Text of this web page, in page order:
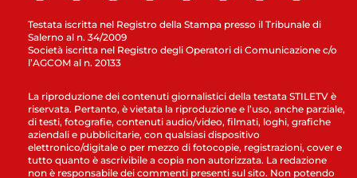
Testata iscritta nel Registro della Stampa presso il Tribunale di
Salerno al n. 34/2009
Società iscritta nel Registro degli Operatori di Comunicazione c/o
l’AGCOM al n. 20133
La riproduzione dei contenuti giornalistici della testata STILETV è
riservata. Pertanto, è vietata la riproduzione e l’uso, anche parziale,
di testi, fotografie, contenuti audio/video, filmati, loghi, grafiche
aziendali e pubblicitarie, con qualsiasi dispositivo
elettronico/digitale o per mezzo di fotocopie, registrazioni, cover e
tutto quanto è ascrivibile a copia non autorizzata. La redazione
non è responsabile dei commenti presenti sul sito. Non potendo